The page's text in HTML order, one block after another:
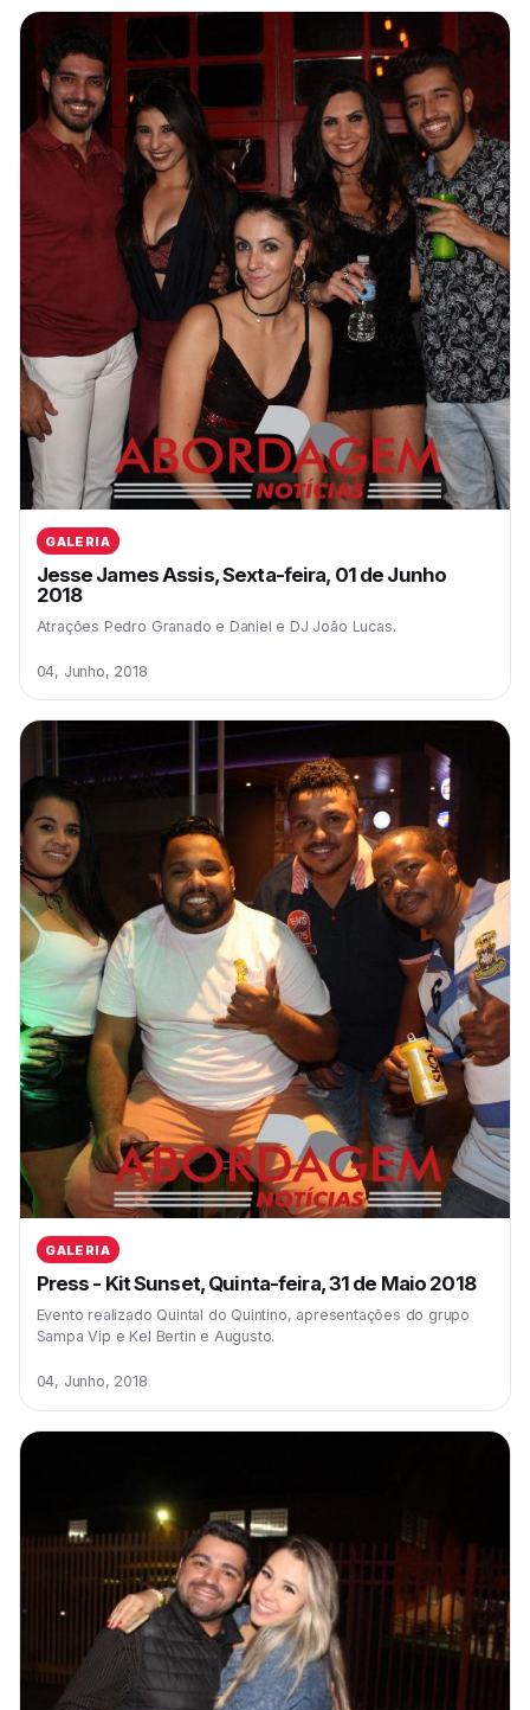
GALERIA
Jesse James Assis, Sexta-feira, 01 de Junho
2018
Atrações Pedro Granado e Daniel e DJ João Lucas.
04, Junho, 2018
GALERIA
Press - Kit Sunset, Quinta-feira, 31 de Maio 2018
Evento realizado Quintal do Quintino, apresentações do grupo
Sampa Vip e Kel Bertin e Augusto.
04, Junho, 2018